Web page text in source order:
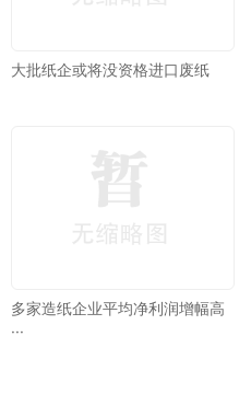
大批纸企或将没资格进口废纸
多家造纸企业平均净利润增幅高
···